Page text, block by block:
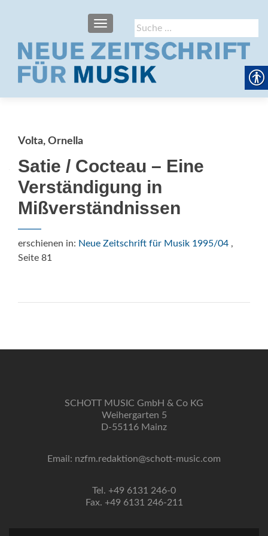
Suche
nach:
SCHALTE NAVIGATION
Volta, Ornella
Satie / Cocteau – Eine
Verständigung in
Mißverständnissen
erschienen in: Neue Zeitschrift für Musik 1995/04 ,
Seite 81
SCHOTT MUSIC GmbH & Co KG
Weihergarten 5
D-55116 Mainz
Email: nzfm.redaktion@schott-music.com
Tel. +49 6131 246-0
Fax. +49 6131 246-211